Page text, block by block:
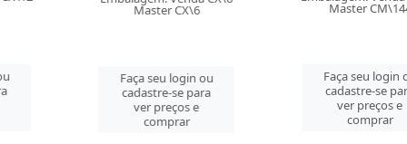
Master CX\6
Faça seu login ou
cadastre-se para
ver preços e
Master CM\144
Faça seu login ou
cadastre-se para
ver preços e